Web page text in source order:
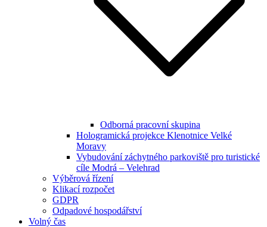
Odborná pracovní skupina
Hologramická projekce Klenotnice Velké
Moravy
Vybudování záchytného parkoviště pro turistické
cíle Modrá – Velehrad
Výběrová řízení
Klikací rozpočet
GDPR
Odpadové hospodářství
Volný čas